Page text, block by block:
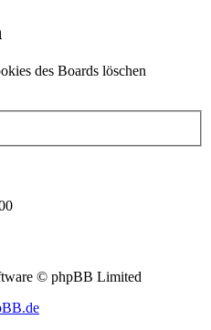
des Boards löschen
© phpBB Limited